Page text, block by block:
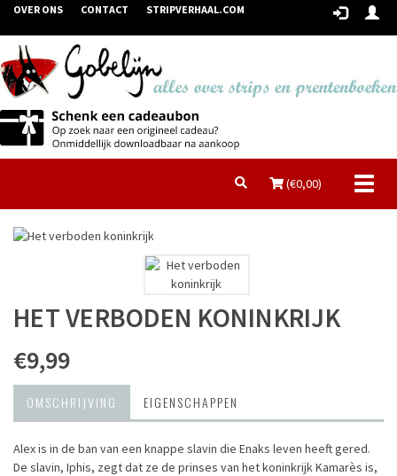
OVER ONS CONTACT STRIPVERHAAL.COM
(€0,00)
HET VERBODEN KONINKRIJK
€9,99
OMSCHRIJVING EIGENSCHAPPEN
Alex is in de ban van een knappe slavin die Enaks leven heeft gered.
De slavin, Iphis, zegt dat ze de prinses van het koninkrijk Kamarès is,